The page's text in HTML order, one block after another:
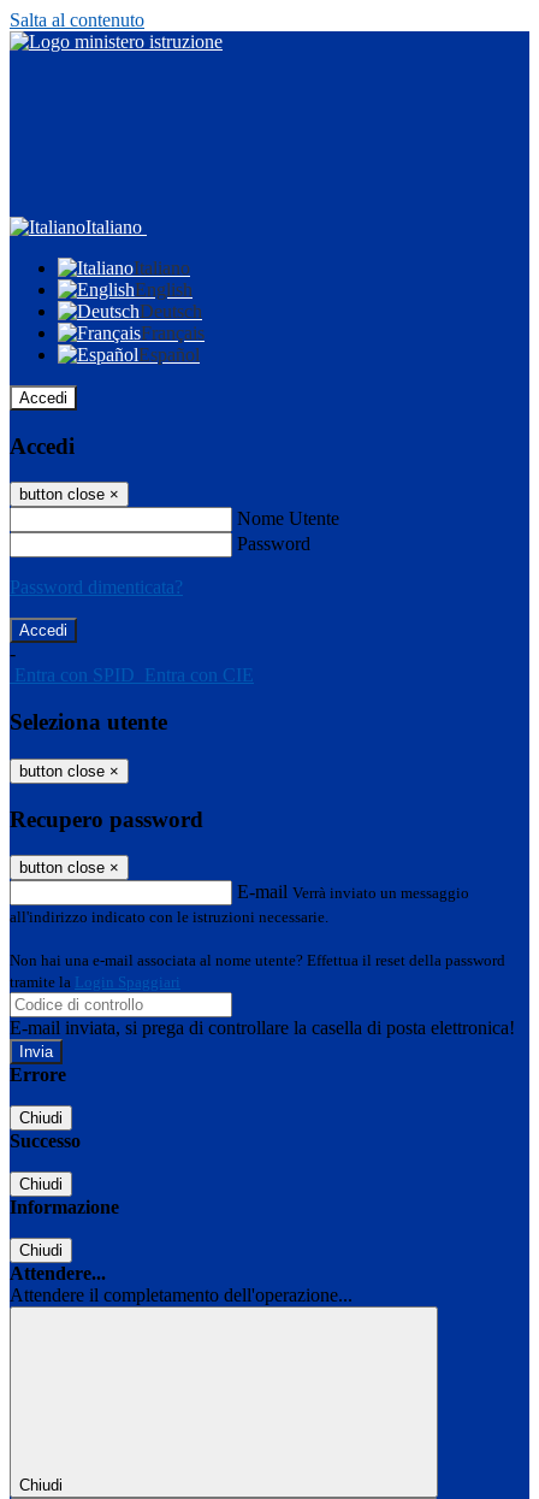
Salta al contenuto
Italiano
Italiano
English
Deutsch
Français
Español
Accedi
Accedi
button close ×
Nome Utente
Password
Password dimenticata?
-
Entra con SPID Entra con CIE
Seleziona utente
button close ×
Recupero password
button close ×
E-mail Verrà inviato un messaggio
all'indirizzo indicato con le istruzioni necessarie.
Non hai una e-mail associata al nome utente? Effettua il reset della password
tramite la Login Spaggiari
E-mail inviata, si prega di controllare la casella di posta elettronica!
Errore
Chiudi
Successo
Chiudi
Informazione
Chiudi
Attendere...
Attendere il completamento dell'operazione...
Chiudi